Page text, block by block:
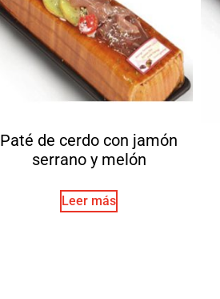
Paté de cerdo con jamón
serrano y melón
Leer más